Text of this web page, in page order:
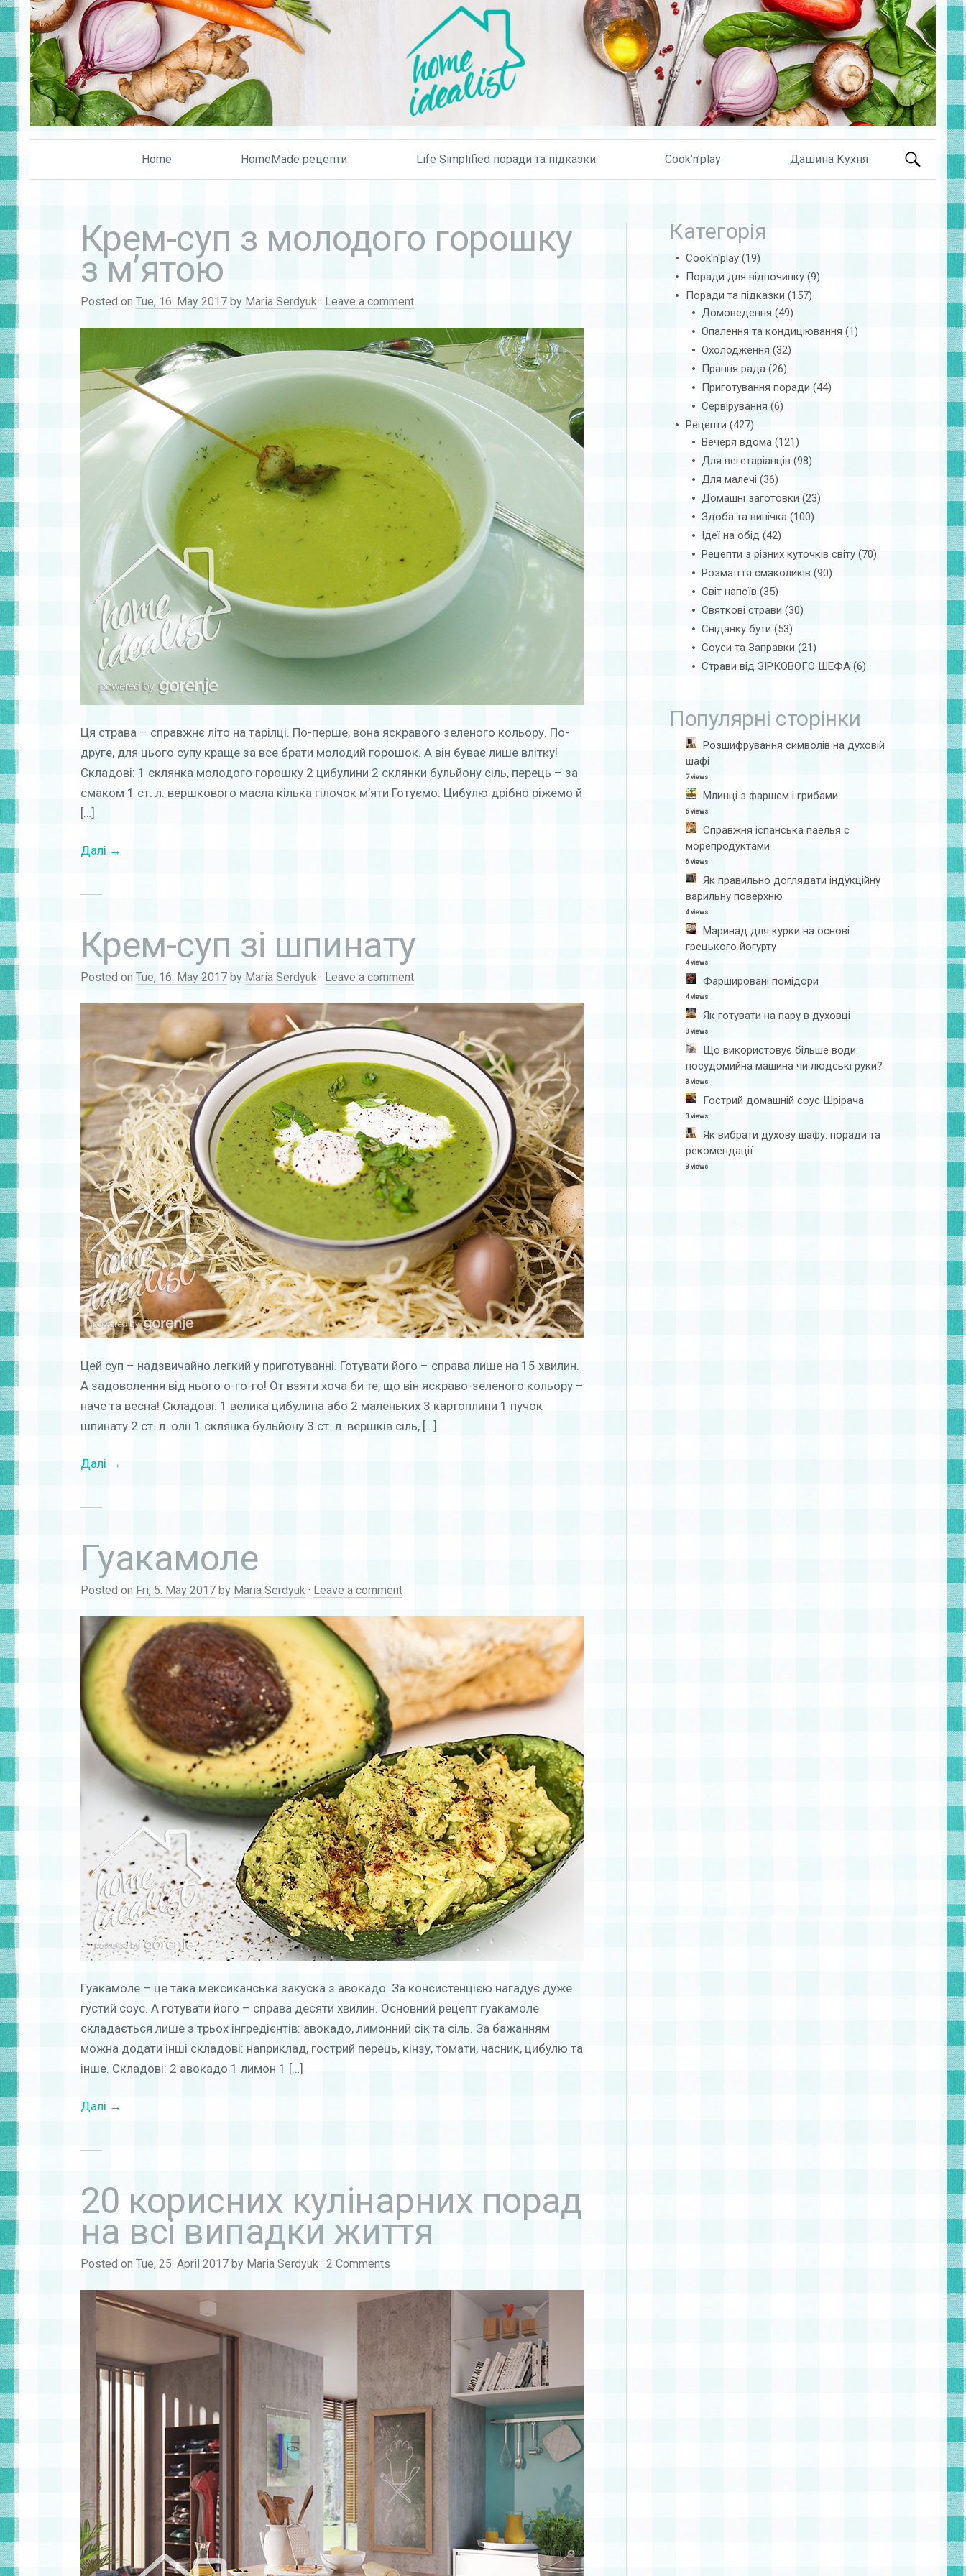
Skip to content
Home HomeMade рецепти Life Simplified поради та підказки Cook’n’play Дашина Кухня Search
Крем-суп з молодого горошку
з м’ятою
Posted on Tue, 16. May 2017 by Maria Serdyuk · Leave a comment
Ця страва – справжнє літо на тарілці. По-перше, вона яскравого зеленого кольору. По-
друге, для цього супу краще за все брати молодий горошок. А він буває лише влітку!
Складові: 1 склянка молодого горошку 2 цибулини 2 склянки бульйону сіль, перець – за
смаком 1 ст. л. вершкового масла кілька гілочок м’яти Готуємо: Цибулю дрібно ріжемо й
[…]
Далі →
Крем-суп зі шпинату
Posted on Tue, 16. May 2017 by Maria Serdyuk · Leave a comment
Цей суп – надзвичайно легкий у приготуванні. Готувати його – справа лише на 15 хвилин.
А задоволення від нього о-го-го! От взяти хоча би те, що він яскраво-зеленого кольору –
наче та весна! Складові: 1 велика цибулина або 2 маленьких 3 картоплини 1 пучок
шпинату 2 ст. л. олії 1 склянка бульйону 3 ст. л. вершків сіль, […]
Далі →
Гуакамоле
Posted on Fri, 5. May 2017 by Maria Serdyuk · Leave a comment
Гуакамоле – це така мексиканська закуска з авокадо. За консистенцією нагадує дуже
густий соус. А готувати його – справа десяти хвилин. Основний рецепт гуакамоле
складається лише з трьох інгредієнтів: авокадо, лимонний сік та сіль. За бажанням
можна додати інші складові: наприклад, гострий перець, кінзу, томати, часник, цибулю та
інше. Складові: 2 авокадо 1 лимон 1 […]
Далі →
20 корисних кулінарних порад
на всі випадки життя
Posted on Tue, 25. April 2017 by Maria Serdyuk · 2 Comments
Категорія
Cook'n'play(19)
Поради для відпочинку(9)
Поради та підказки (157)
Домоведення (49)
Опалення та кондиціювання (1)
Охолодження (32)
Прання рада (26)
Приготування поради (44)
Сервірування (6)
Рецепти (427)
Вечеря вдома (121)
Для вегетаріанців (98)
Для малечі (36)
Домашні заготовки (23)
Здоба та випічка (100)
Ідеї на обід (42)
Рецепти з різних куточків світу (70)
Розмаїття смаколиків (90)
Світ напоїв (35)
Святкові страви (30)
Сніданку бути (53)
Соуси та Заправки (21)
Страви від ЗІРКОВОГО ШЕФА (6)
Популярні сторінки
Розшифрування символів на духовій
шафі
7 views
Млинці з фаршем і грибами
6 views
Справжня іспанська паелья с
морепродуктами
6 views
Як правильно доглядати індукційну
варильну поверхню
4 views
Маринад для курки на основі
грецького йогурту
4 views
Фаршировані помідори
4 views
Як готувати на пару в духовці
3 views
Що використовує більше води:
посудомийна машина чи людські руки?
3 views
Гострий домашній соус Шрірача
3 views
Як вибрати духову шафу: поради та
рекомендації
3 views